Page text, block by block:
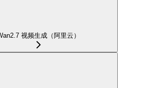
视频生成（阿里云）